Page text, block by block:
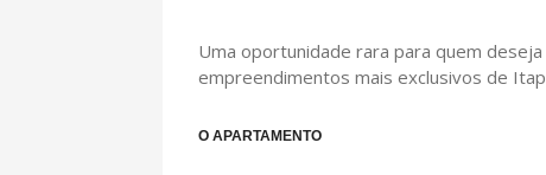
Uma oportunidade rara para quem
empreendimentos mais exclusivos de
O APARTAMENTO